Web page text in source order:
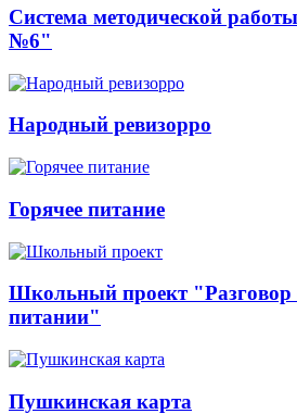
Система методической
№6"
Народный ревизорро
Горячее питание
Школьный проект "Разговор
питании"
Пушкинская карта